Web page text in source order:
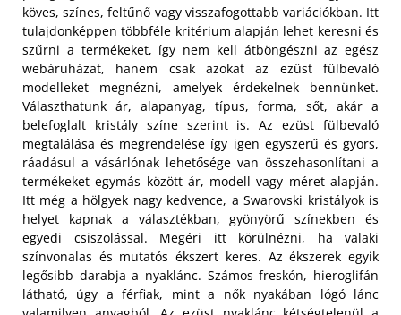
köves, színes, feltűnő vagy visszafogottabb variációkban. Itt
tulajdonképpen többféle kritérium alapján lehet keresni és
szűrni a termékeket, így nem kell átböngészni az egész
webáruházat, hanem csak azokat az ezüst fülbevaló
modelleket megnézni, amelyek érdekelnek bennünket.
Választhatunk ár, alapanyag, típus, forma, sőt, akár a
belefoglalt kristály színe szerint is. Az ezüst fülbevaló
megtalálása és megrendelése így igen egyszerű és gyors,
ráadásul a vásárlónak lehetősége van összehasonlítani a
termékeket egymás között ár, modell vagy méret alapján.
Itt még a hölgyek nagy kedvence, a Swarovski kristályok is
helyet kapnak a választékban, gyönyörű színekben és
egyedi csiszolással. Megéri itt körülnézni, ha valaki
színvonalas és mutatós ékszert keres. Az ékszerek egyik
legősibb darabja a nyaklánc. Számos freskón, hieroglifán
látható, úgy a férfiak, mint a nők nyakában lógó lánc